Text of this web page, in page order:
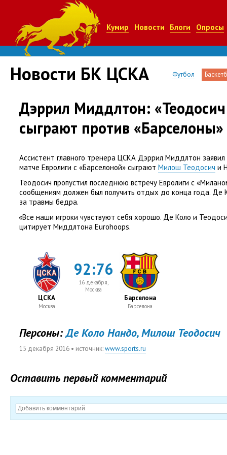
Кумир Новости Блоги Опросы
Новости БК ЦСКА Футбол
Дэррил Миддлтон:
сыграют против «Барселоны»
Ассистент главного тренера ЦСКА Дэррил Миддлтон
матче Евролиги с «Барселоной» сыграют Милош Теодосич и
Теодосич пропустил последнюю встречу Евролиги с
сообщениям должен был получить отдых до конца года. Де
за травмы бедра.
«Все наши игроки чувствуют себя хорошо. Де Коло и
цитирует Миддлтона Eurohoops.
ЦСКА
Москва
92:76
16 декабря,
Москва
Барселона
Барселона
Персоны: Де Коло Нандо, Милош Теодосич
15 декабря 2016 • источник:www.sports.ru
Оставить первый комментарий